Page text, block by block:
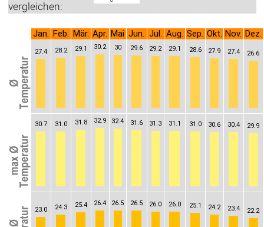
vergleichen:
Jan. Feb. Mär. Apr. Mai Jun. Jul. Aug. Sep. Okt. Nov. Dez.
27.4 28.2 29.1 30.2 30 29.6 29.2 29.1 28.6 27.9 27.4 26.6
30.7 31.0 31.8 32.9 32.4 31.6 31.3 31.1 31.0 30.6 30.4 29.9
23.0 24.3 25.4 26.4 26.5 26.5 26.0 26.0 25.1 24.2 23.4 22.2